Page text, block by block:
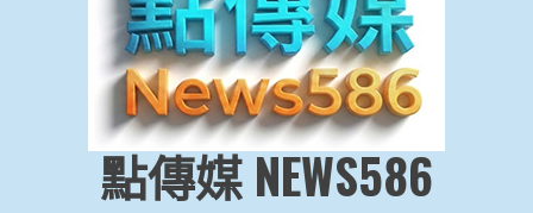
點傳媒 NEWS586